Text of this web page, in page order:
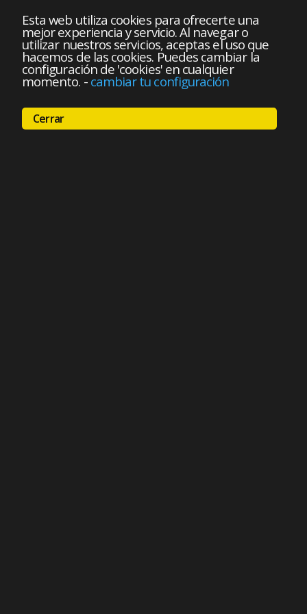
Esta web utiliza cookies para ofrecerte una
mejor experiencia y servicio. Al navegar o
utilizar nuestros servicios, aceptas el uso que
hacemos de las cookies. Puedes cambiar la
configuración de 'cookies' en cualquier
momento. - cambiar tu configuración
Cerrar